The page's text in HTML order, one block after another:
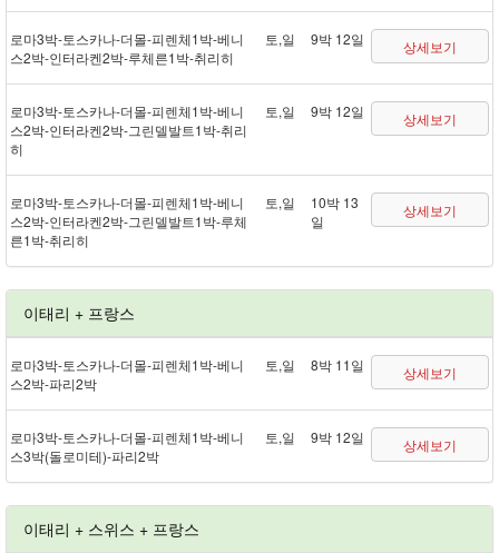
로마 3박 - 토스카나 - 더몰 - 피렌체 1박 - 베니
스 2박 - 인터라켄 2박 - 루체른 1박 - 취리히
토,일 9박 12일 상세보기
로마 3박 - 토스카나 - 더몰 - 피렌체 1박 - 베니
스 2박 - 인터라켄 2박 - 그린델발트 1박 - 취리
히
토,일 9박 12일 상세보기
로마 3박 - 토스카나 - 더몰 - 피렌체 1박 - 베니
스 2박 - 인터라켄 2박 - 그린델발트 1박 - 루체
른 1박 - 취리히
토,일
10박 13
일
상세보기
이태리 + 프랑스
로마 3박 - 토스카나 - 더몰 - 피렌체 1박 - 베니
스 2박 - 파리 2박
토,일 8박 11일 상세보기
로마 3박 - 토스카나 - 더몰 - 피렌체 1박 - 베니
스 3박(돌로미테) - 파리 2박
토,일 9박 12일 상세보기
이태리 + 스위스 + 프랑스